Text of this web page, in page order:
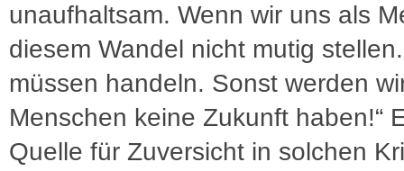
unaufhaltsam. Wenn wir uns als
diesem Wandel nicht mutig
müssen handeln. Sonst werden
Menschen keine Zukunft haben!“
Quelle für Zuversicht in solchen